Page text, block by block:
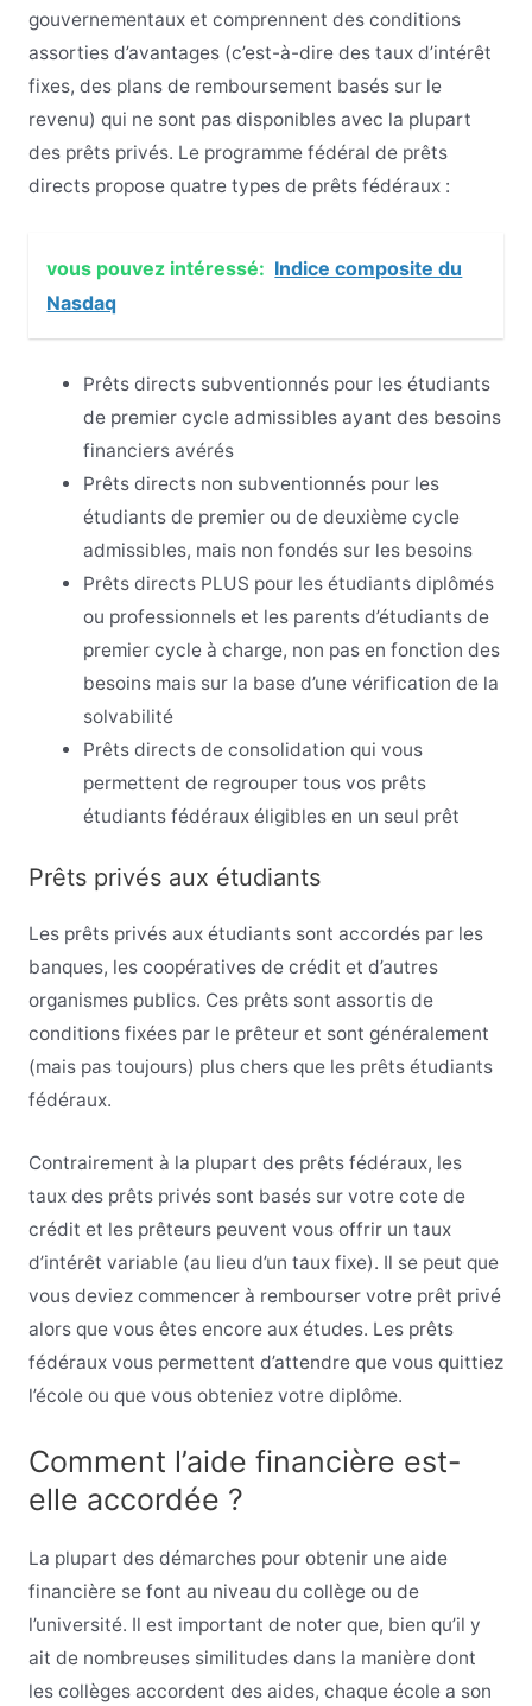
gouvernementaux et comprennent des conditions
assorties d’avantages (c’est-à-dire des taux d’intérêt
fixes, des plans de remboursement basés sur le
revenu) qui ne sont pas disponibles avec la plupart
des prêts privés. Le programme fédéral de prêts
directs propose quatre types de prêts fédéraux :
vous pouvez intéressé: Indice composite du
Nasdaq
Prêts directs subventionnés pour les étudiants
de premier cycle admissibles ayant des besoins
financiers avérés
Prêts directs non subventionnés pour les
étudiants de premier ou de deuxième cycle
admissibles, mais non fondés sur les besoins
Prêts directs PLUS pour les étudiants diplômés
ou professionnels et les parents d’étudiants de
premier cycle à charge, non pas en fonction des
besoins mais sur la base d’une vérification de la
solvabilité
Prêts directs de consolidation qui vous
permettent de regrouper tous vos prêts
étudiants fédéraux éligibles en un seul prêt
Prêts privés aux étudiants
Les prêts privés aux étudiants sont accordés par les
banques, les coopératives de crédit et d’autres
organismes publics. Ces prêts sont assortis de
conditions fixées par le prêteur et sont généralement
(mais pas toujours) plus chers que les prêts étudiants
fédéraux.
Contrairement à la plupart des prêts fédéraux, les
taux des prêts privés sont basés sur votre cote de
crédit et les prêteurs peuvent vous offrir un taux
d’intérêt variable (au lieu d’un taux fixe). Il se peut que
vous deviez commencer à rembourser votre prêt privé
alors que vous êtes encore aux études. Les prêts
fédéraux vous permettent d’attendre que vous quittiez
l’école ou que vous obteniez votre diplôme.
Comment l’aide financière est-
elle accordée ?
La plupart des démarches pour obtenir une aide
financière se font au niveau du collège ou de
l’université. Il est important de noter que, bien qu’il y
ait de nombreuses similitudes dans la manière dont
les collèges accordent des aides, chaque école a son